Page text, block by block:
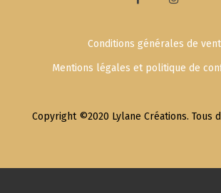
Conditions générales de
Mentions légales et politique de
Copyright ©2020 Lylane Créations. Tous